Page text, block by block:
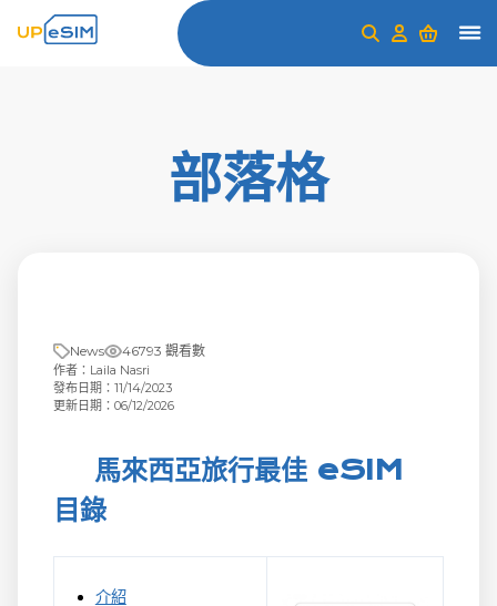
部落格
News 46793 觀看數
作者：Laila Nasri
發布日期：11/14/2023
更新日期：06/12/2026
馬來西亞旅行最佳 eSIM
目錄
介紹